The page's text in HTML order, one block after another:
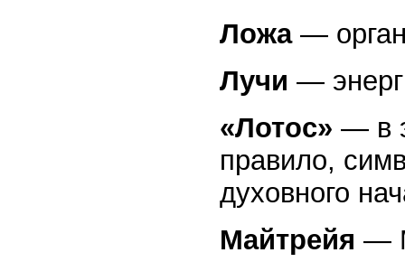
Ложа—
Лучи —
«Лотос» — в
правило,
духовного
Майтрейя —